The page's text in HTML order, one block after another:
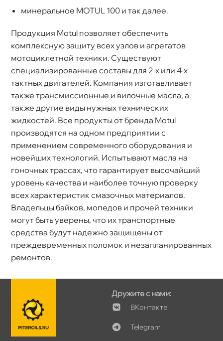
минеральное MOTUL 100 и так далее.
Продукция Motul позволяет обеспечить
комплексную защиту всех узлов и агрегато
мотоциклетной техники. Существуют
специализированные составы для 2-х или 4-х
тактных двигателей. Компания изготавливает
также трансмиссионные и вилочные масла, а
также другие виды нужных технических
жидкостей. Все продукты от бренда Motul
производятся на одном предприятии с
применением современного оборудования и
новейших технологий. Испытывают масла на
оночных трассах, что гарантирует высочайший
уровень качества и наиболее точную проверку
сех характеристик смазочных материалов.
ладельцы байков, мопедов и прочей техники
могут быть уверены, что их транспортные
средства будут надежно защищены от
преждевременных поломок и незапланированных
ремонтов.
Дружите с нами:
Контакте
Telegram